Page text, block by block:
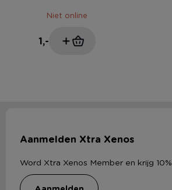
Niet online
1,-
Aanmelden Xtra Xenos
Word Xtra Xenos Member en krijg